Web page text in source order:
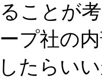
ことが
プ社の
たらい